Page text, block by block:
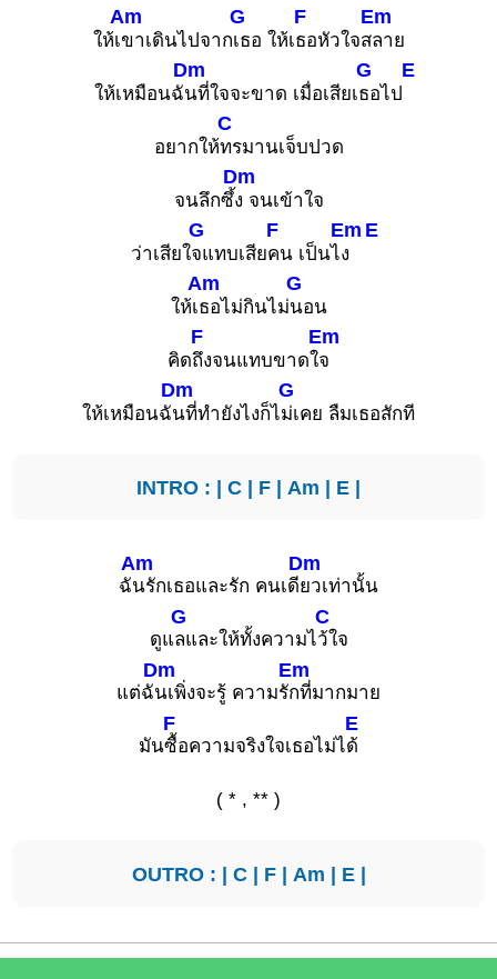
ให้เ
Am
ขาเดินไปจาก
G
เธอ ให้เ
F
ธอหัวใจส
Em
ลาย
ให้เหมือนฉั
Dm
นที่ใจจะขาด เมื่อเสียเ
G
ธอไป
E
อยากให้
C
ทรมานเจ็บปวด
จนลึกซึ้
Dm
ง จนเข้าใจ
ว่าเสียใ
G
จแทบเสีย
F
คน เป็นไ
Em
ง
E
ให้เ
Am
ธอไม่กินไม่
G
นอน
คิด
F
ถึงจนแทบขาดใ
Em
จ
ให้เหมือนฉั
Dm
นที่ทำยังไงก็ไ
G
ม่เคย ลืมเธอสักที
INTRO : | C | F | Am | E |
ฉั
Am
นรักเธอและรัก คนเดี
Dm
ยวเท่านั้น
ดูแ
G
ลและให้ทั้งความไ
C
ว้ใจ
แต่ฉั
Dm
นเพิ่งจะรู้ ความรั
Em
กที่มากมาย
มัน
F
ซื้อความจริงใจเธอไม่ไ
E
ด้
( * , ** )
OUTRO : | C| F| Am | E|